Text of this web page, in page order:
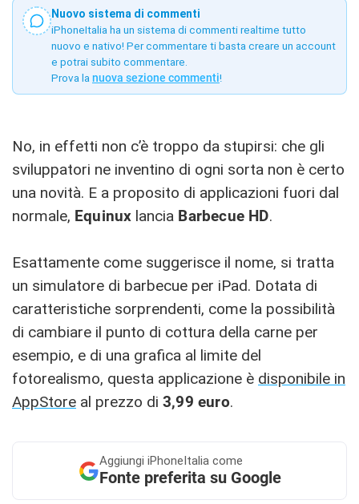
Nuovo sistema di commenti
iPhoneItalia ha un sistema di commenti realtime tutto
nuovo e nativo! Per commentare ti basta creare un account
e potrai subito commentare.
Prova la nuova sezione commenti!
No, in effetti non c’è troppo da stupirsi: che gli
sviluppatori ne inventino di ogni sorta non è certo
una novità. E a proposito di applicazioni fuori dal
normale, Equinux lancia Barbecue HD.
Esattamente come suggerisce il nome, si tratta
un simulatore di barbecue per iPad. Dotata di
caratteristiche sorprendenti, come la possibilità
di cambiare il punto di cottura della carne per
esempio, e di una grafica al limite del
fotorealismo, questa applicazione è disponibile in
AppStore al prezzo di 3,99 euro.
Aggiungi iPhoneItalia come
Fonte preferita su Google